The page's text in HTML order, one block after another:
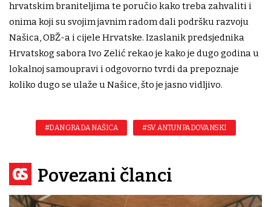
hrvatskim braniteljima te poručio kako treba zahvaliti i
onima koji su svojim javnim radom dali podršku razvoju
Našica, OBŽ-a i cijele Hrvatske. Izaslanik predsjednika
Hrvatskog sabora Ivo Zelić rekao je kako je dugo godina u
lokalnoj samoupravi i odgovorno tvrdi da prepoznaje
koliko dugo se ulaže u Našice, što je jasno vidljivo.
#DAN GRADA NAŠICA #SV. ANTUN PADOVANSKI
Povezani članci